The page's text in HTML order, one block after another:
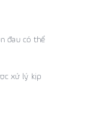
đau có thể
xử lý kịp